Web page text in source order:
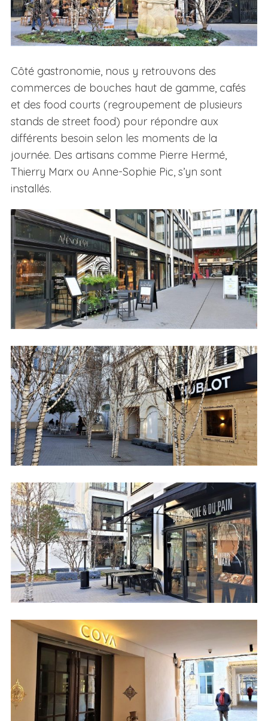
Côté gastronomie, nous y retrouvons des
commerces de bouches haut de gamme, cafés
et des food courts (regroupement de plusieurs
stands de street food) pour répondre aux
différents besoin selon les moments de la
journée. Des artisans comme Pierre Hermé,
Thierry Marx ou Anne-Sophie Pic, s’yn sont
installés.